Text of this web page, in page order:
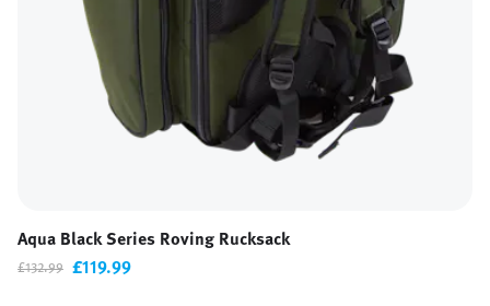
Aqua Black Series Roving Rucksack
£132.99 £119.99